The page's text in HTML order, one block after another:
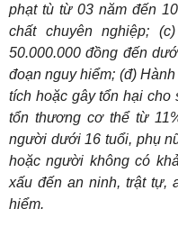
phạt tù từ 03 năm đến
chất chuyên nghiệp;
50.000.000 đồng đến
đoạn nguy hiểm; (đ)
tích hoặc gây tổn hại
tổn thương cơ thể từ
người dưới 16 tuổi, phụ
hoặc người không có
xấu đến an ninh, trật tự,
hiểm.